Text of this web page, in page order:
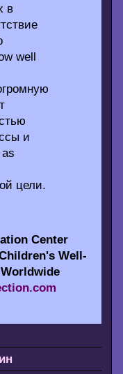
в
well
и
цели.
Center
Well-